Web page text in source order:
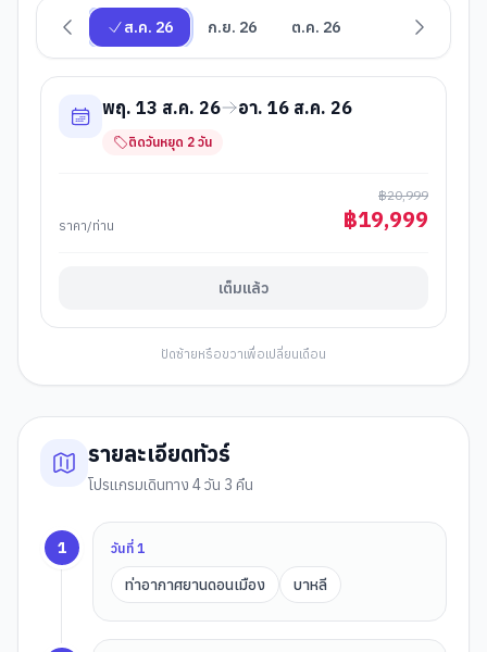
ส.ค. 26 ก.ย. 26 ต.ค. 26
พฤ. 13 ส.ค. 26 อา. 16 ส.ค. 26
ติดวันหยุด 2 วัน
ราคา/ท่าน
฿20,999
฿19,999
เต็มแล้ว
ปัดซ้ายหรือขวาเพื่อเปลี่ยนเดือน
รายละเอียดทัวร์
โปรแกรมเดินทาง 4 วัน 3 คืน
1 วันที่1
ท่าอากาศยานดอนเมือง บาหลี